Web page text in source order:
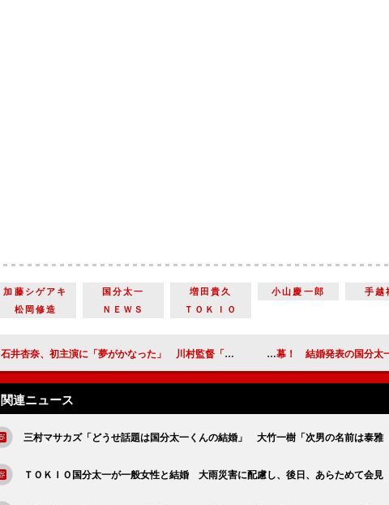
加藤シゲアキ 国分太一 増田貴久 小山慶一郎
手越
松岡修造
ＮＥＷＳ ＴＯＫＩＯ
石井杏奈、初主演に「夢がかなった」 川村監督「日本一面倒見のいい主演女優」 中山優馬、菊池風磨、マリウス葉の『ドリームボーイ
関連ニュース
三村マサカズ「どうせ話題は国分太一くんの結婚」 大竹一樹「次男の名前は泰雅
ＴＯＫＩＯ国分太一が一般女性と結婚 大雨災害に配慮し、後日、あらためて会見